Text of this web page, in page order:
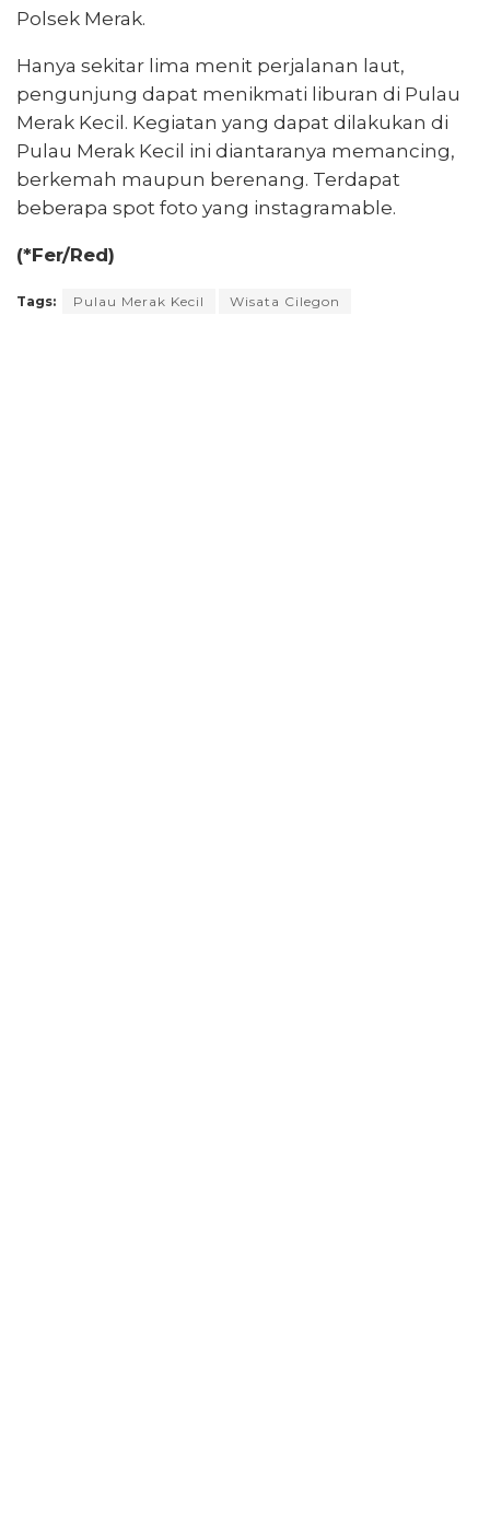
Polsek Merak.
Hanya sekitar lima menit perjalanan laut,
pengunjung dapat menikmati liburan di Pulau
Merak Kecil. Kegiatan yang dapat dilakukan di
Pulau Merak Kecil ini diantaranya memancing,
berkemah maupun berenang. Terdapat
beberapa spot foto yang instagramable.
(*Fer/Red)
Tags: Pulau Merak Kecil Wisata Cilegon